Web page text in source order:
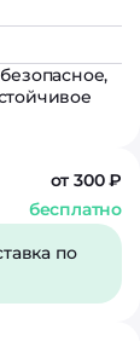
,
от 300 ₽
бесплатно
по